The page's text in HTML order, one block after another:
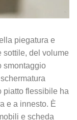
piegatura e
sottile, del volume
smontaggio
piatto flessibile ha
e a innesto. È
e scheda